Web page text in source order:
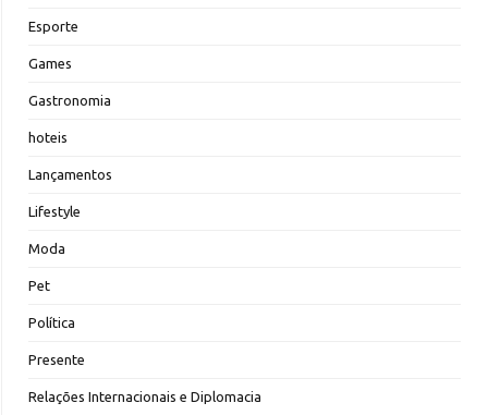
Esporte
Games
Gastronomia
hoteis
Lançamentos
Lifestyle
Moda
Pet
Política
Presente
Relações Internacionais e Diplomacia